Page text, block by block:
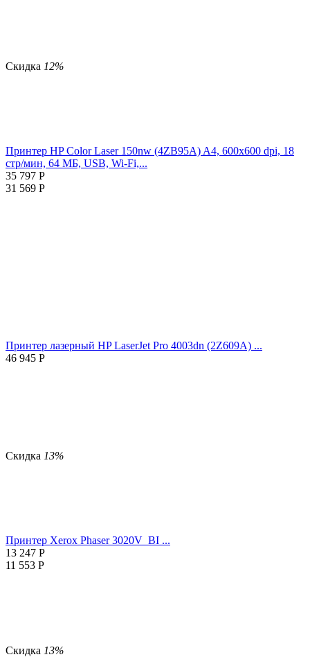
Скидка 12%
Принтер HP Color Laser 150nw (4ZB95A) A4, 600x600 dpi, 18
стр/мин, 64 МБ, USB, Wi-Fi,...
35 797 Р
31 569 Р
Принтер лазерный HP LaserJet Pro 4003dn (2Z609A) ...
46 945 Р
Скидка 13%
Принтер Xerox Phaser 3020V_BI ...
13 247 Р
11 553 Р
Скидка 13%